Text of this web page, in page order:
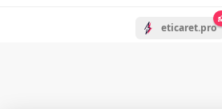
eticaret.pro